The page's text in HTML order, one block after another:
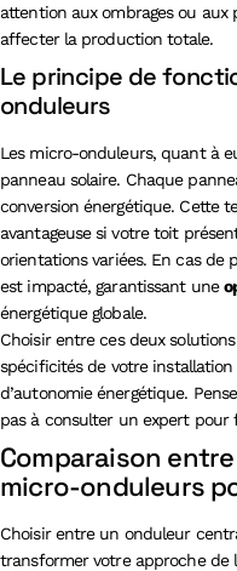
attention aux ombrages ou
affecter la production totale.
Le principe de
onduleurs
Les micro-onduleurs, quant à
panneau solaire. Chaque
conversion énergétique. Cette
avantageuse si votre toit
orientations variées. En cas de
est impacté, garantissant une
énergétique globale.
Choisir entre ces deux
spécificités de votre
d’autonomie énergétique.
pas à consulter un expert pour
Comparaison
micro-onduleurs
Choisir entre un onduleur
transformer votre approche de